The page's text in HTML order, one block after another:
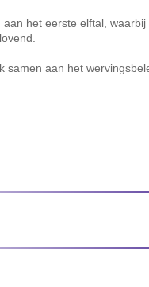
het eerste elftal,
samen aan het